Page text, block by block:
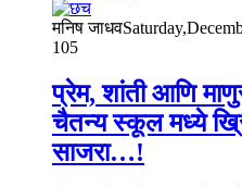
मनिष जाधव
105
प्रेम, शांती आणि
चैतन्य स्कूल मध्ये
साजरा…!